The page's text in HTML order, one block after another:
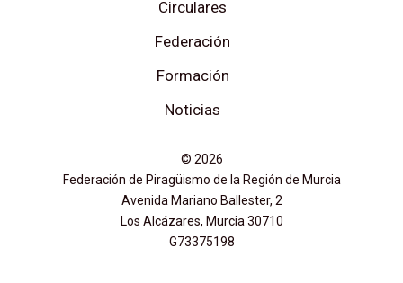
Circulares
Federación
Formación
Noticias
© 2026
Federación de Piragüismo de la Región de Murcia
Avenida Mariano Ballester, 2
Los Alcázares, Murcia 30710
G73375198